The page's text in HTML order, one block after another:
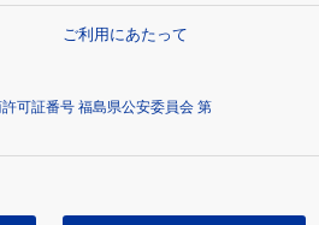
ご利用にあたって
可証番号 福島県公安委員会 第